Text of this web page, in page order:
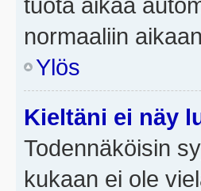
normaaliin
Ylös
Kieltäni ei näy
Todennäköisin
kukaan ei ole